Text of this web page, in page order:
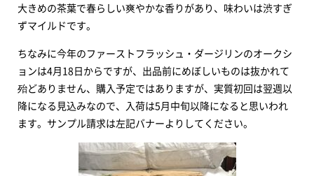
大きめの茶葉で春らしい爽やかな香りがあり、味わいは渋すぎ
ずマイルドです。
ちなみに今年のファーストフラッシュ・ダージリンのオークシ
ョンは4月18日からですが、出品前にめぼしいものは抜かれて
殆どありません、購入予定ではありますが、実質初回は翌週以
降になる見込みなので、入荷は5月中旬以降になると思いわれ
ます。サンプル請求は左記バナーよりしてください。